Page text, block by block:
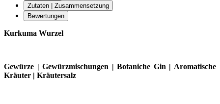
Zutaten | Zusammensetzung
Bewertungen
Kurkuma Wurzel
Gewürze | Gewürzmischungen | Botaniche Gin | Aromatische
Kräuter | Kräutersalz